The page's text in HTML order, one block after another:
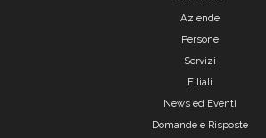
Aziende
Persone
Servizi
Filiali
News ed Eventi
Domande e Risposte